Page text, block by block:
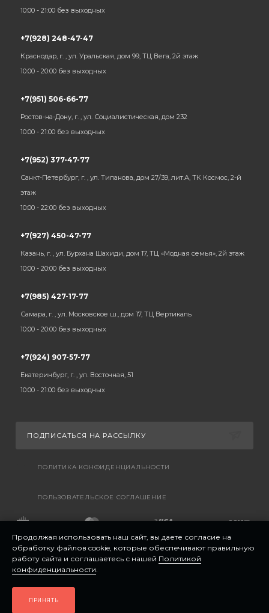
10:00 - 21:00 без выходных
+7(928) 248-47-47
Краснодар, г. , ул. Уральская, дом 99, ТЦ Вега, 2й этаж
10:00 - 20:00 без выходных
+7(951) 506-66-77
Ростов-на-Дону, г. , ул. Социалистическая, дом 232
10:00 - 21:00 без выходных
+7(952) 377-47-77
Санкт-Петербург, г. , ул. Типанова, дом 27/39, лит.А, ТК Космос, 2-й
этаж
10:00 - 22:00 без выходных
+7(927) 450-47-77
Казань, г. , ул. Бурхана Шахиди, дом 17, ТЦ «Модная семья», 2й этаж
10:00 - 20:00 без выходных
+7(985) 427-17-77
Самара, г. , ул. Московское ш., дом 17, ТЦ Вертикаль
10:00 - 20:00 без выходных
+7(924) 907-57-77
Екатеринбург, г. , ул. Восточная, 51
10:00 - 21:00 без выходных
ПОДПИСАТЬСЯ НА РАССЫЛКУ
ПОЛИТИКА КОНФИДЕНЦИАЛЬНОСТИ
ПОЛЬЗОВАТЕЛЬСКОЕ СОГЛАШЕНИЕ
Продолжая использовать наш сайт, вы даете согласие на
обработку файлов cookie, которые обеспечивают правильную
работу сайта и соглашаетесь с нашей Политикой
конфиденциальности.
ПРИНЯТЬ